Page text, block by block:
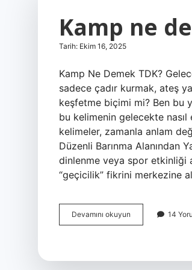
Kamp ne
Tarih: Ekim 16, 2025
Kamp Ne Demek TDK?
sadece çadır kurmak, ateş
keşfetme biçimi mi? Ben bu
bu kelimenin gelecekte
kelimeler, zamanla anlam
Düzenli Barınma Alanından
dinlenme veya spor etkinliği
“geçicilik” fikrini merkezine
Devamını okuyun
ne
14